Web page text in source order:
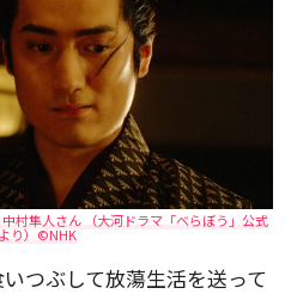
村隼人さん （大河ドラマ「べらぼう」公式
り）©NHK
つぶして放蕩生活を送って